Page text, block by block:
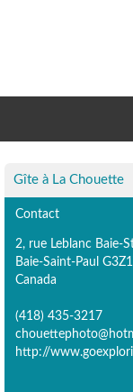
Gîte à La Chouette
Contact
2, rue Leblanc Baie-
Baie-Saint-Paul
Canada
(418) 435-3217
http://